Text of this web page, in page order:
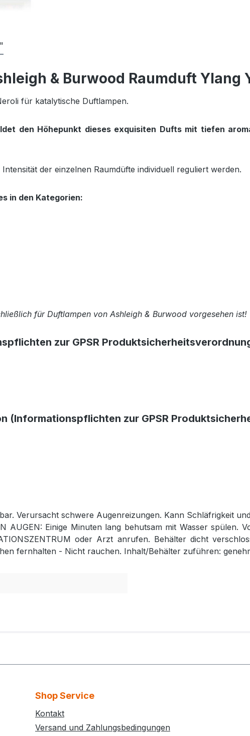
& Burwood Raumduft Ylang
für katalytische Duftlampen.
den Höhepunkt dieses exquisiten Dufts mit tiefen
der einzelnen Raumdüfte individuell reguliert werden.
in den Kategorien:
für Duftlampen von Ashleigh & Burwood vorgesehen ist!
zur GPSR
(Informationspflichten zur GPSR
Verursacht schwere Augenreizungen. Kann Schläfrigkeit
AUGEN: Einige Minuten lang behutsam mit Wasser spülen.
oder Arzt anrufen. Behälter dicht
fernhalten - Nicht rauchen. Inhalt/Behälter zuführen:
Shop Service
Kontakt
Versand und Zahlungsbedingungen